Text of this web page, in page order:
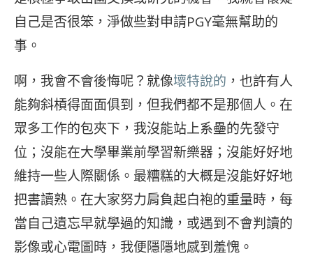
自己是否很笨，淨做些對申請PGY毫無幫助的
事。
啊，我會不會後悔呢？就像壞特說的 ，也許有人
能夠斜槓得面面俱到，但我們都不是那個人。在
眾多工作的包夾下，我沒能站上系壘的先發守
位；沒能在大學畢業前學習新樂器；沒能好好地
維持一些人際關係。最糟糕的大概是沒能好好地
把書讀熟。在大家努力肩負起白袍的重量時，每
當自己遺忘早就學過的知識，或遇到不會判讀的
影像或心電圖時，我便隱隱地感到羞愧。